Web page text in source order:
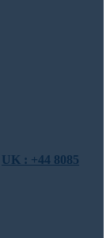
UK : +44 8085